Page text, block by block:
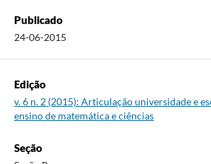
Publicado
24-06-2015
Edição
v. 6 n. 2 (2015): Articulação universidade e
ensino de matemática e ciências
Seção